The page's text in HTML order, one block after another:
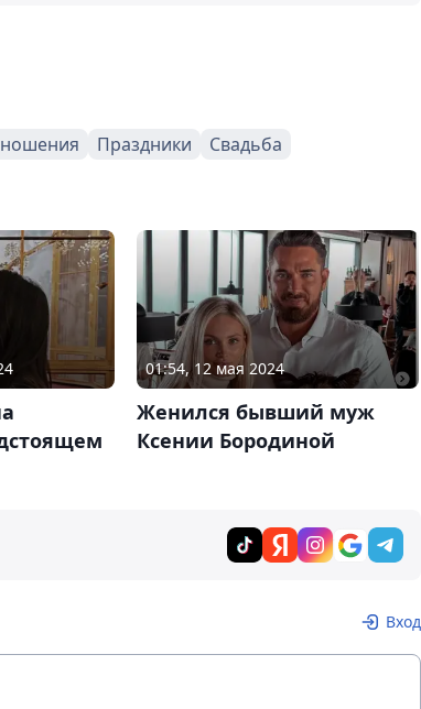
Праздники Свадьба
01:54, 12 мая 2024
Женился бывший муж
Ксении Бородиной
Вход